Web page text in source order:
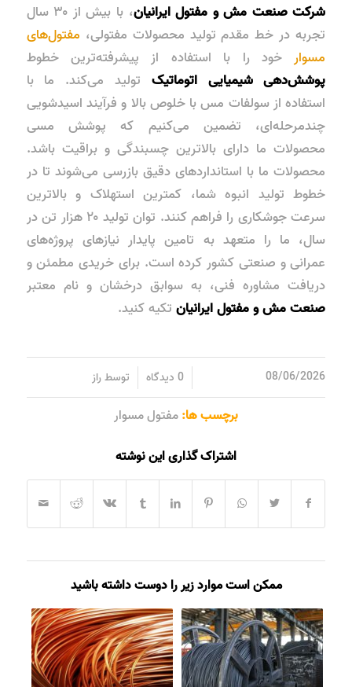
شرکت صنعت مش و مفتول ایرانیان
، با بیش از ۳۰ سال
تجربه در خط مقدم تولید محصولات مفتولی، مفتول‌های
مسوارخود را با استفاده از پیشرفته‌ترین خطوط
پوشش‌دهی شیمیایی اتوماتیک تولید می‌کند. ما با
استفاده از سولفات مس با خلوص بالا و فرآیند اسیدشویی
چندمرحله‌ای، تضمین می‌کنیم که پوشش مسی
محصولات ما دارای بالاترین چسبندگی و براقیت باشد.
محصولات ما با استانداردهای دقیق بازرسی می‌شوند تا در
خطوط تولید انبوه شما، کمترین استهلاک و بالاترین
سرعت جوشکاری را فراهم کنند. توان تولید ۲۰ هزار تن در
سال، ما را متعهد به تامین پایدار نیازهای پروژه‌های
عمرانی و صنعتی کشور کرده است. برای خریدی مطمئن و
دریافت مشاوره فنی، به سوابق درخشان و نام معتبر
صنعت مش و مفتول ایرانیانتکیه کنید.
08/06/2026 0 دیدگاه توسطراز
برچسب ها: مفتول مسوار
اشتراک گذاری این نوشته
ممکن است موارد زیر را دوست داشته باشید